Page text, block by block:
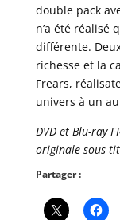
double pack
n’a été réalisé
différente.
richesse et la
Frears,
univers à un
DVD et Blu-ray
originale sous
Partager :